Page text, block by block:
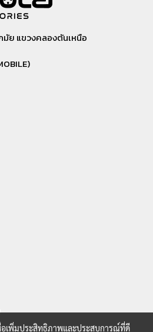
มัย แขวงคลองตันเหนือ
อเพิ่มประสิทธิภาพและประสบการณ์ที่ดี